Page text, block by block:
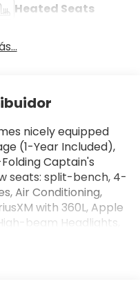
Heated Seats
nicely equipped
(1-Year Included),
Captain's
seats: split-bench, 4-
Air Conditioning,
with 360L, Apple
beam Headlights,
control, Brake